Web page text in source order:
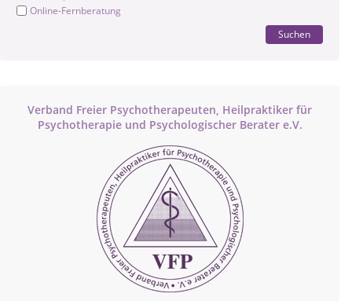
Online-Fernberatung
Suchen
Verband Freier Psychotherapeuten, Heilpraktiker für
Psychotherapie und Psychologischer Berater e.V.